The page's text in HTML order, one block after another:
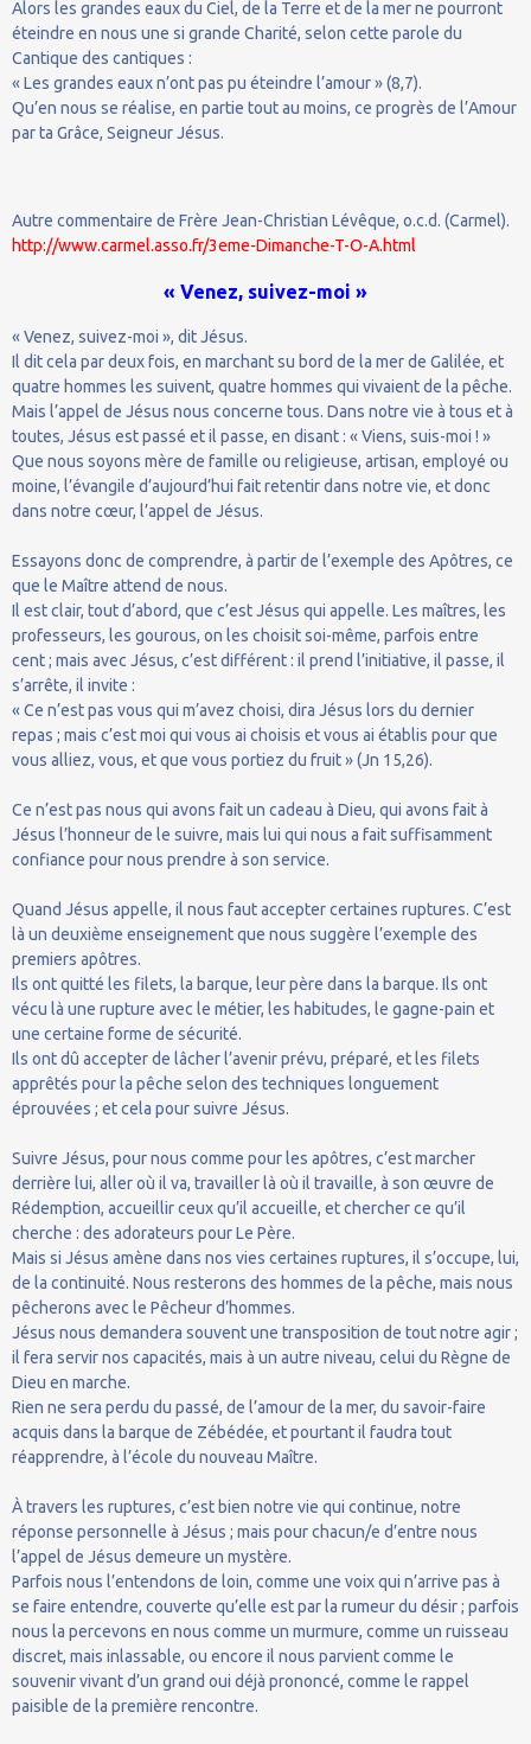
Alors les grandes eaux du Ciel, de la Terre et de la mer ne pourront
éteindre en nous une si grande Charité, selon cette parole du
Cantique des cantiques :
« Les grandes eaux n’ont pas pu éteindre l’amour » (8,7).
Qu’en nous se réalise, en partie tout au moins, ce progrès de l’Amour
par ta Grâce, Seigneur Jésus.
Autre commentaire de Frère Jean-Christian Lévêque, o.c.d. (Carmel).
http://www.carmel.asso.fr/3eme-Dimanche-T-O-A.html
« Venez, suivez-moi »
« Venez, suivez-moi », dit Jésus.
Il dit cela par deux fois, en marchant su bord de la mer de Galilée, et
quatre hommes les suivent, quatre hommes qui vivaient de la pêche.
Mais l’appel de Jésus nous concerne tous. Dans notre vie à tous et à
toutes, Jésus est passé et il passe, en disant : « Viens, suis-moi ! »
Que nous soyons mère de famille ou religieuse, artisan, employé ou
moine, l’évangile d’aujourd’hui fait retentir dans notre vie, et donc
dans notre cœur, l’appel de Jésus.
Essayons donc de comprendre, à partir de l’exemple des Apôtres, ce
que le Maître attend de nous.
Il est clair, tout d’abord, que c’est Jésus qui appelle. Les maîtres, les
professeurs, les gourous, on les choisit soi-même, parfois entre
cent ; mais avec Jésus, c’est différent : il prend l’initiative, il passe, il
s’arrête, il invite :
« Ce n’est pas vous qui m’avez choisi, dira Jésus lors du dernier
repas ; mais c’est moi qui vous ai choisis et vous ai établis pour que
vous alliez, vous, et que vous portiez du fruit » (Jn 15,26).
Ce n’est pas nous qui avons fait un cadeau à Dieu, qui avons fait à
Jésus l’honneur de le suivre, mais lui qui nous a fait suffisamment
confiance pour nous prendre à son service.
Quand Jésus appelle, il nous faut accepter certaines ruptures. C’est
là un deuxième enseignement que nous suggère l’exemple des
premiers apôtres.
Ils ont quitté les filets, la barque, leur père dans la barque. Ils ont
vécu là une rupture avec le métier, les habitudes, le gagne-pain et
une certaine forme de sécurité.
Ils ont dû accepter de lâcher l’avenir prévu, préparé, et les filets
apprêtés pour la pêche selon des techniques longuement
éprouvées ; et cela pour suivre Jésus.
Suivre Jésus, pour nous comme pour les apôtres, c’est marcher
derrière lui, aller où il va, travailler là où il travaille, à son œuvre de
Rédemption, accueillir ceux qu’il accueille, et chercher ce qu’il
cherche : des adorateurs pour Le Père.
Mais si Jésus amène dans nos vies certaines ruptures, il s’occupe, lui,
de la continuité. Nous resterons des hommes de la pêche, mais nous
pêcherons avec le Pêcheur d’hommes.
Jésus nous demandera souvent une transposition de tout notre agir ;
il fera servir nos capacités, mais à un autre niveau, celui du Règne de
Dieu en marche.
Rien ne sera perdu du passé, de l’amour de la mer, du savoir-faire
acquis dans la barque de Zébédée, et pourtant il faudra tout
réapprendre, à l’école du nouveau Maître.
À travers les ruptures, c’est bien notre vie qui continue, notre
réponse personnelle à Jésus ; mais pour chacun/e d’entre nous
l’appel de Jésus demeure un mystère.
Parfois nous l’entendons de loin, comme une voix qui n’arrive pas à
se faire entendre, couverte qu’elle est par la rumeur du désir ; parfois
nous la percevons en nous comme un murmure, comme un ruisseau
discret, mais inlassable, ou encore il nous parvient comme le
souvenir vivant d’un grand oui déjà prononcé, comme le rappel
paisible de la première rencontre.